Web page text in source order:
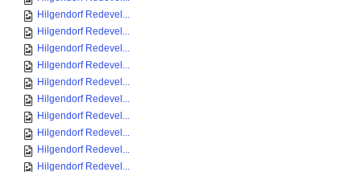
Hilgendorf Redevel...
Hilgendorf Redevel...
Hilgendorf Redevel...
Hilgendorf Redevel...
Hilgendorf Redevel...
Hilgendorf Redevel...
Hilgendorf Redevel...
Hilgendorf Redevel...
Hilgendorf Redevel...
Hilgendorf Redevel...